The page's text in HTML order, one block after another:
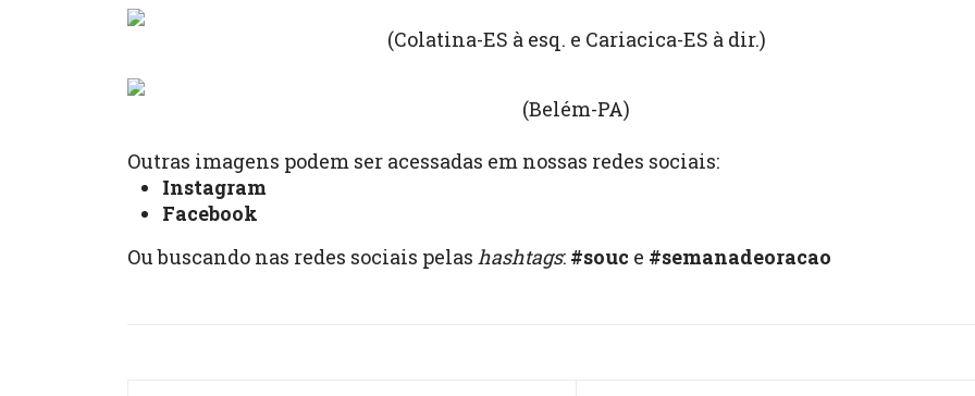
(Colatina-ES à esq. e Cariacica-ES à dir.)
(Belém-PA)
Outras imagens podem ser acessadas em nossas redes sociais:
Instagram
Facebook
Ou buscando nas redes sociais pelas hashtags: #souc e #semanadeoracao